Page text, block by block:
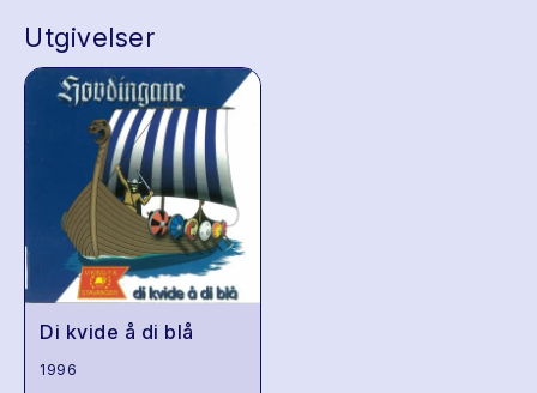
Utgivelser
Di kvide å di blå
1996